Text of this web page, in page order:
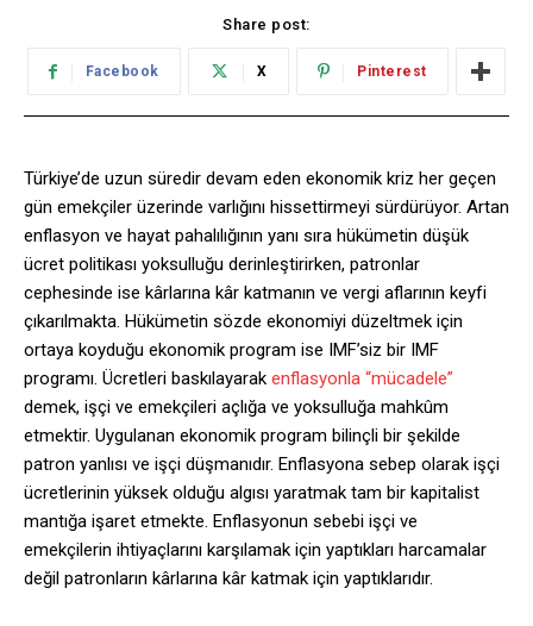
Share post:
Facebook X Pinterest
Türkiye’de uzun süredir devam eden ekonomik kriz her geçen
gün emekçiler üzerinde varlığını hissettirmeyi sürdürüyor. Artan
enflasyon ve hayat pahalılığının yanı sıra hükümetin düşük
ücret politikası yoksulluğu derinleştirirken, patronlar
cephesinde ise kârlarına kâr katmanın ve vergi aflarının keyfi
çıkarılmakta. Hükümetin sözde ekonomiyi düzeltmek için
ortaya koyduğu ekonomik program ise IMF’siz bir IMF
programı. Ücretleri baskılayarak enflasyonla “mücadele”
demek, işçi ve emekçileri açlığa ve yoksulluğa mahkûm
etmektir. Uygulanan ekonomik program bilinçli bir şekilde
patron yanlısı ve işçi düşmanıdır. Enflasyona sebep olarak işçi
ücretlerinin yüksek olduğu algısı yaratmak tam bir kapitalist
mantığa işaret etmekte. Enflasyonun sebebi işçi ve
emekçilerin ihtiyaçlarını karşılamak için yaptıkları harcamalar
değil patronların kârlarına kâr katmak için yaptıklarıdır.